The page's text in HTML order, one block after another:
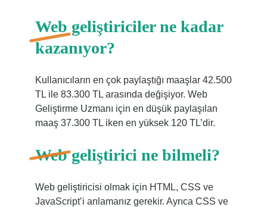
Web geliştiriciler ne kadar
kazanıyor?
Kullanıcıların en çok paylaştığı maaşlar 42.500
TL ile 83.300 TL arasında değişiyor. Web
Geliştirme Uzmanı için en düşük paylaşılan
maaş 37.300 TL iken en yüksek 120 TL’dir.
Web geliştirici ne bilmeli?
Web geliştiricisi olmak için HTML, CSS ve
JavaScript’i anlamanız gerekir. Ayrıca CSS ve